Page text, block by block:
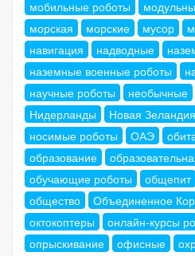
мобильные роботы
морская
морские мусор
навигация
надводные
наземные военные роботы
научные роботы
необычные
Нидерланды
Новая Зеландия
носимые роботы
ОАЭ
образование
обучающие роботы
общепит
общество
Объединенное
октокоптеры
онлайн-курсы
опрыскивание
офисные